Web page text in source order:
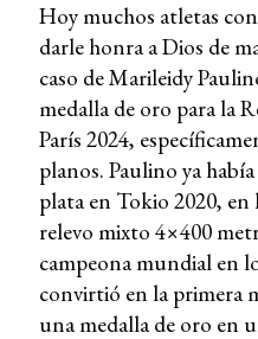
Hoy muchos atletas
darle honra a Dios de
caso de Marileidy
medalla de oro para la
París 2024,
planos. Paulino ya
plata en Tokio 2020, en
relevo mixto 4×400
campeona mundial en
convirtió en la primera
una medalla de oro en